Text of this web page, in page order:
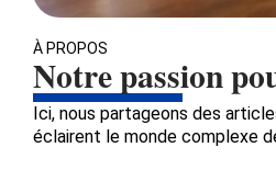
À PROPOS
Notre passion
Ici, nous partageons des
éclairent le monde complexe